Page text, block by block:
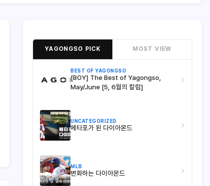
YAGONGSO PICK MOST VIEW
BEST OF YAGONGSO
[BOY] The Best of Yagongso,
May/June [5, 6월의 칼럼]
›
UNCATEGORIZED
메타포가 된 다이아몬드 ›
MLB
변화하는 다이아몬드 ›